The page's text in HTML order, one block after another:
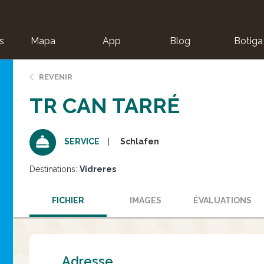
Mapa App Blog Botiga
REVENIR
TR CAN TARRÉ
SERVICE Schlafen
Destinations: Vidreres
FICHIER IMAGES ÉVALUATIONS